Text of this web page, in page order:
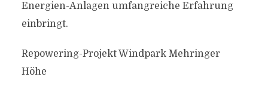
Energien-Anlagen umfangreiche Erfahrung
einbringt.
Repowering-Projekt Windpark Mehringer
Höhe